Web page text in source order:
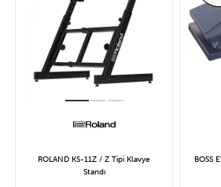
ROLAND KS-11Z / Z Tipi Klavye
Standı
BOSS